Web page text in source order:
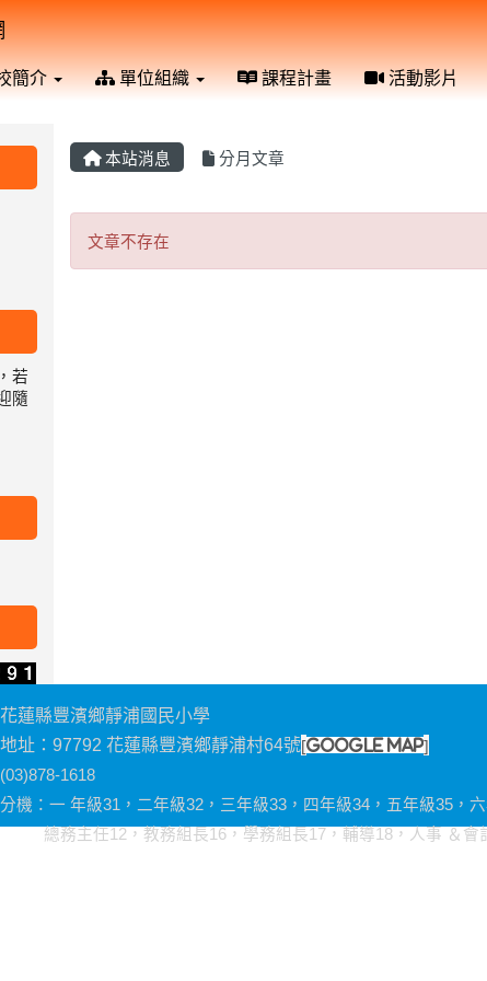
景設定
簡介 單位組織 課程計畫 活動影片
本站消息 分月文章
文章不存在
文章不存在
若
隨
花蓮縣豐濱鄉靜浦國民小學
地址：97792 花蓮縣豐濱鄉靜浦村64號[google map]
電話
(03)878-1618
分機 ：一 年級31，二年級32，三年級33，四年級34，五年級35，
總務主任12，教務組長16，學務組長17，輔導18，人事 ＆會